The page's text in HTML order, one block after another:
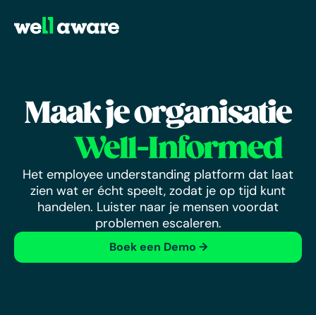
Maak je organisatie
Well-Informed
Het employee understanding platform dat laat
zien wat er écht speelt, zodat je op tijd kunt
handelen. Luister naar je mensen voordat
problemen escaleren.
Boek een Demo →